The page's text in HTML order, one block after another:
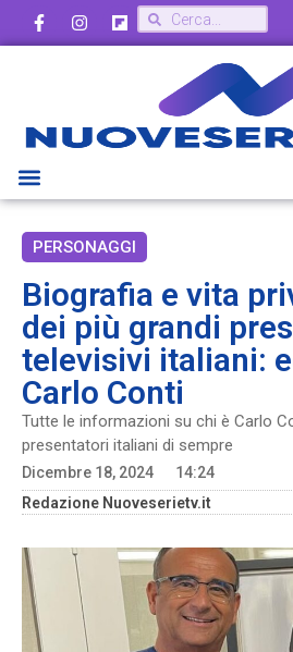
PERSONAGGI
Biografia e vita
dei più grandi
televisivi italiani:
Carlo Conti
Tutte le informazioni su chi è Carlo
presentatori italiani di sempre
Dicembre 18, 2024
14:24
Redazione Nuoveserietv.it